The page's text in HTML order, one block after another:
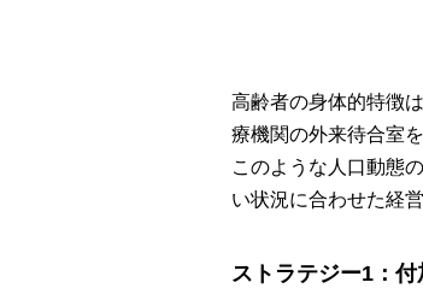
高齢者の身体的特徴
療機関の外来待合室
このような人口動態
い状況に合わせた経
ストラテジー1：付